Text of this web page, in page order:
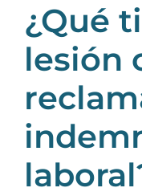
¿Qué
lesión